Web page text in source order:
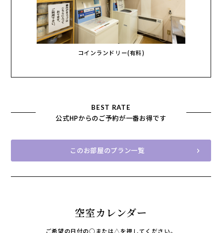
コインランドリー(有料)
BEST RATE
公式HPからのご予約が一番お得です
このお部屋のプラン一覧
空室カレンダー
ご希望の日付の○または△を押してください。